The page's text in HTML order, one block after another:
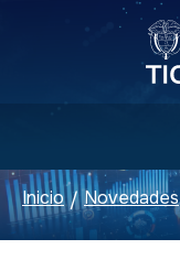
Inicio / Novedades